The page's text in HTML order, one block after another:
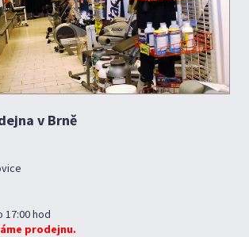
v Brně
17:00 hod
prodejnu.